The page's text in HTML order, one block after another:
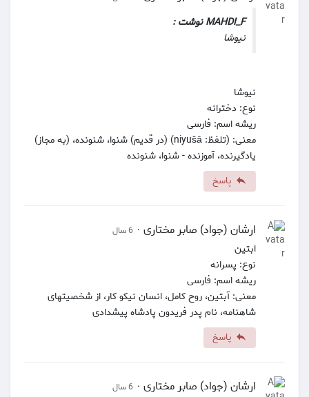
MAHDI_F نوشت :
نیوشا
نیوشا
نوع: دخترانه
ریشه اسم: فارسی
معنی: (تلفظ: niyušā) (در قدیم) شنوا، شنونده، (به مجاز)
یادگیرنده، آموزنده - شنوا، شنونده
پاسخ
ارشان (جواد) صابر مختاری · 6 سال
ابتین
نوع: پسرانه
ریشه اسم: فارسی
معنی: آبتین، روح کامل، انسان نیکو کار، از شخصیتهای
شاهنامه، نام پدر فریدون پادشاه پیشدادی
پاسخ
ارشان (جواد) صابر مختاری · 6 سال